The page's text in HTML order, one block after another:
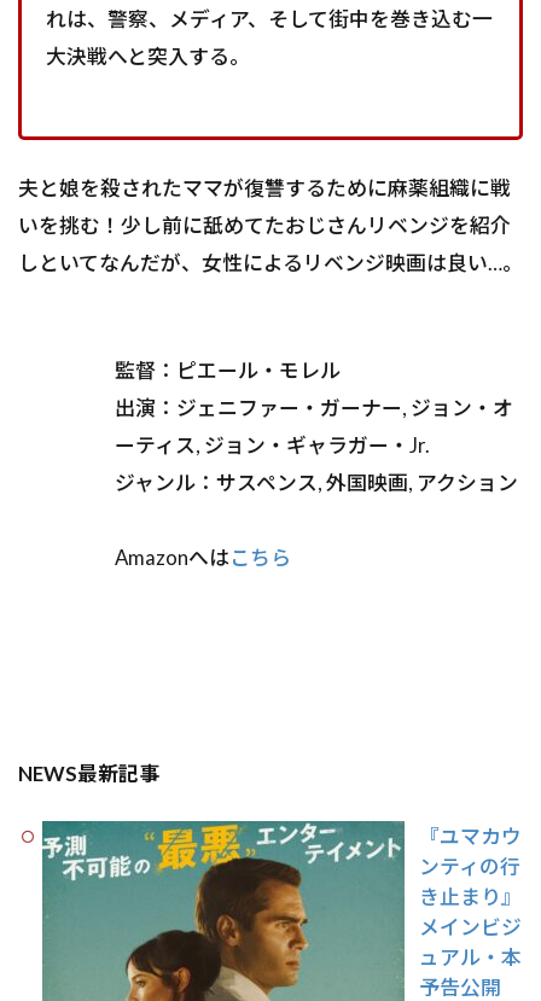
れは、警察、メディア、そして街中を巻き込む一
大決戦へと突入する。
夫と娘を殺されたママが復讐するために麻薬組織に戦
いを挑む！少し前に舐めてたおじさんリベンジを紹介
しといてなんだが、女性によるリベンジ映画は良い…。
監督：ピエール・モレル
出演：ジェニファー・ガーナー, ジョン・オ
ーティス, ジョン・ギャラガー・Jr.
ジャンル：サスペンス, 外国映画, アクション
Amazonへはこちら
NEWS最新記事
『ユマカウ
ンティの行
き止まり』
メインビジ
ュアル・本
予告公開